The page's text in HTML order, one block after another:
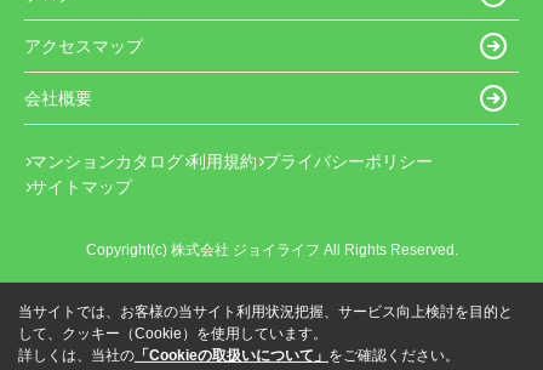
アクセスマップ
会社概要
マンションカタログ 利用規約 プライバシーポリシー
サイトマップ
Copyright(c) 株式会社 ジョイライフ All Rights Reserved.
当サイトでは、お客様の当サイト利用状況把握、サービス向上検討を目的と
して、クッキー（Cookie）を使用しています。
詳しくは、当社の 「Cookieの取扱いについて」 をご確認ください。